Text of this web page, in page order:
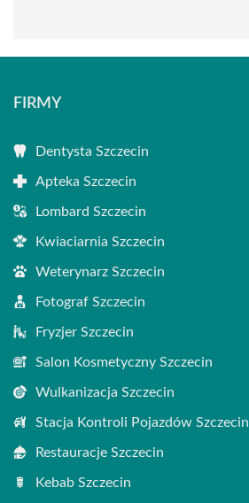
FIRMY
Dentysta Szczecin
Apteka Szczecin
Lombard Szczecin
Kwiaciarnia Szczecin
Weterynarz Szczecin
Fotograf Szczecin
Fryzjer Szczecin
Salon Kosmetyczny Szczecin
Wulkanizacja Szczecin
Stacja Kontroli Pojazdów Szczecin
Restauracje Szczecin
Kebab Szczecin